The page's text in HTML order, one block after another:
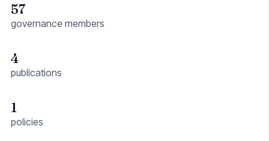
57
governance members
4
publications
1
policies